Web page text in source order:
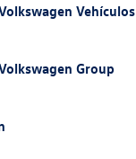
Vehículos
Group